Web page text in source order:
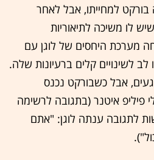
למחייתו, אבל לאחר
לו משיכה לתיאוריות
מערכת היחסים של לוגן עם
לשינויים קלים ברעיונות שלה.
אבל כשבורקט נכנס
פיליפ איטנר (בתגובה לרשימה
לתגובה ענתה לוגן: "אתם